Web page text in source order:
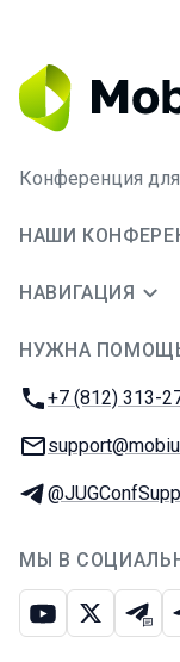
Конференция
НАШИ
НАВИГАЦИЯ
НУЖНА
Телефон:
+7 (812) 313-
E-mail:
Телеграм:
МЫ В
ЮтубИкс